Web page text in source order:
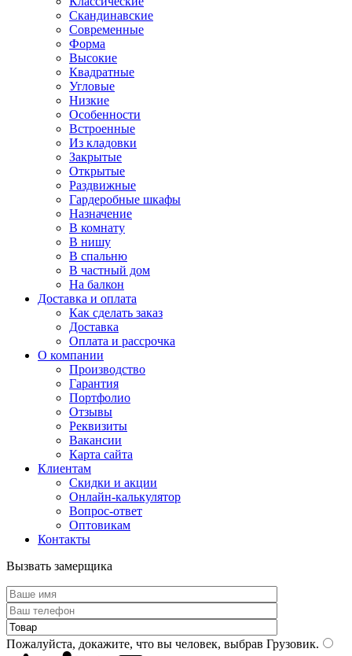
Скандинавские
Современные
Форма
Высокие
Квадратные
Угловые
Низкие
Особенности
Встроенные
Из кладовки
Закрытые
Открытые
Раздвижные
Гардеробные шкафы
Назначение
В комнату
В нишу
В спальню
В частный дом
На балкон
Доставка и оплата
Как сделать заказ
Доставка
Оплата и рассрочка
О компании
Производство
Гарантия
Портфолио
Отзывы
Реквизиты
Вакансии
Карта сайта
Клиентам
Скидки и акции
Онлайн-калькулятор
Вопрос-ответ
Оптовикам
Контакты
Вызвать замерщика
Пожалуйста, докажите, что вы человек, выбрав Грузовик.